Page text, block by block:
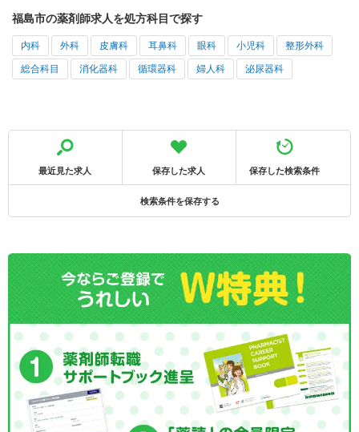
福島市の薬剤師求人を処方科目で探す
内科 外科 皮膚科 耳鼻科 眼科 小児科 整形外科
総合科目 消化器科 循環器科 婦人科 泌尿器科
最近見た求人 保存した求人 保存した検索条件
検索条件を保存する